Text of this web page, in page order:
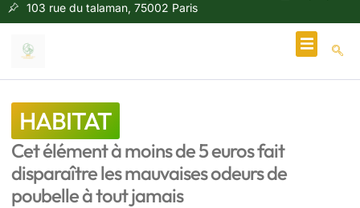
103 rue du talaman, 75002 Paris
HABITAT
Cet élément à moins de 5 euros fait
disparaître les mauvaises odeurs de
poubelle à tout jamais